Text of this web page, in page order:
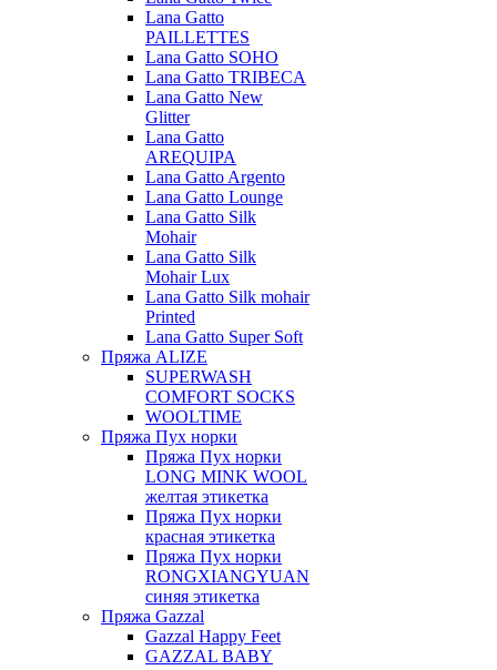
Lana Gatto
PAILLETTES
Lana Gatto SOHO
Lana Gatto TRIBECA
Lana Gatto New
Glitter
Lana Gatto
AREQUIPA
Lana Gatto Argento
Lana Gatto Lounge
Lana Gatto Silk
Mohair
Lana Gatto Silk
Mohair Lux
Lana Gatto Silk mohair
Printed
Lana Gatto Super Soft
Пряжа ALIZE
SUPERWASH
COMFORT SOCKS
WOOLTIME
Пряжа Пух норки
Пряжа Пух норки
LONG MINK WOOL
желтая этикетка
Пряжа Пух норки
красная этикетка
Пряжа Пух норки
RONGXIANGYUAN
синяя этикетка
Пряжа Gazzal
Gazzal Happy Feet
GAZZAL BABY